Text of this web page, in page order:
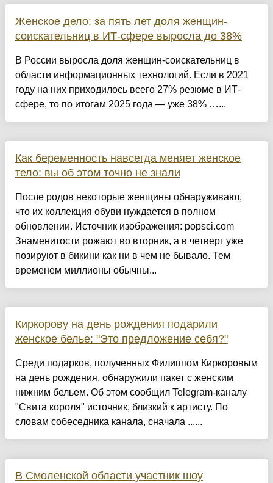
Женское дело: за пять лет доля женщин-
соискательниц в ИТ-сфере выросла до 38%
В России выросла доля женщин-соискательниц в
области информационных технологий. Если в 2021
году на них приходилось всего 27% резюме в ИТ-
сфере, то по итогам 2025 года — уже 38% …...
Как беременность навсегда меняет женское
тело: вы об этом точно не знали
После родов некоторые женщины обнаруживают,
что их коллекция обуви нуждается в полном
обновлении. Источник изображения: popsci.com
Знаменитости рожают во вторник, а в четверг уже
позируют в бикини как ни в чем не бывало. Тем
временем миллионы обычны...
Киркорову на день рождения подарили
женское белье: "Это предложение себя?"
Среди подарков, полученных Филиппом Киркоровым
на день рождения, обнаружили пакет с женским
нижним бельем. Об этом сообщил Telegram-каналу
"Свита короля" источник, близкий к артисту. По
словам собеседника канала, сначала ......
В Смоленской области участник шоу